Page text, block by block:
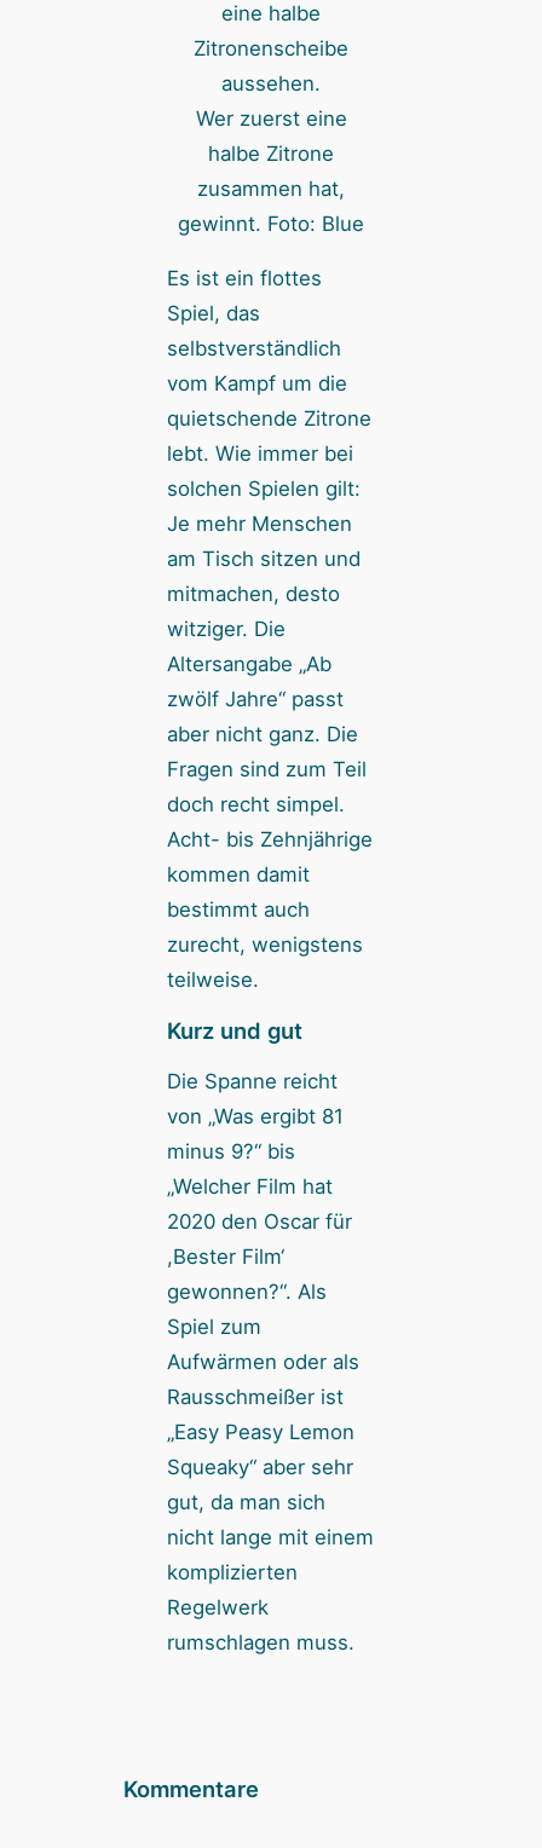
Wer zuerst eine
halbe Zitrone
zusammen hat,
gewinnt. Foto: Blue
Es ist ein flottes
Spiel, das
selbstverständlich
vom Kampf um die
quietschende Zitrone
lebt. Wie immer bei
solchen Spielen gilt:
Je mehr Menschen
am Tisch sitzen und
mitmachen, desto
witziger. Die
Altersangabe „Ab
zwölf Jahre“ passt
aber nicht ganz. Die
Fragen sind zum Teil
doch recht simpel.
Acht- bis Zehnjährige
kommen damit
bestimmt auch
zurecht, wenigstens
teilweise.
Kurz und gut
Die Spanne reicht
von „Was ergibt 81
minus 9?“ bis
„Welcher Film hat
2020 den Oscar für
,Bester Film‘
gewonnen?“. Als
Spiel zum
Aufwärmen oder als
Rausschmeißer ist
„Easy Peasy Lemon
Squeaky“ aber sehr
gut, da man sich
nicht lange mit einem
komplizierten
Regelwerk
rumschlagen muss.
Kommentare